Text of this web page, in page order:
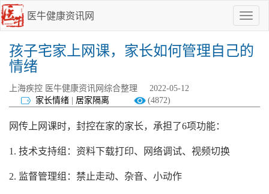
医牛健康资讯网
点
我
啊
孩子宅家上网课，家长如何管理自己的
情绪
上海疾控 医牛健康资讯网综合整理
2022-05-12
家长情绪
居家隔离 (4872)
网传上网课时，封控在家的家长，承担了6项功能：
1. 技术支持组：资料下载打印、网络调试、视频切换
2. 监督管理组：禁止走动、杂音、小动作